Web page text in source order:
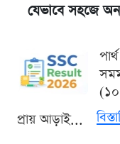
যেভাবে সহজে
প্রায় আড়াই...